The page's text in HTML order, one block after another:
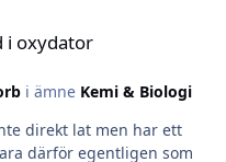
i oxydator
i ämne Kemi & Biologi
direkt lat men har ett
därför egentligen som